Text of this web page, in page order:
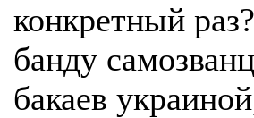
конкретный
банду
бакаев